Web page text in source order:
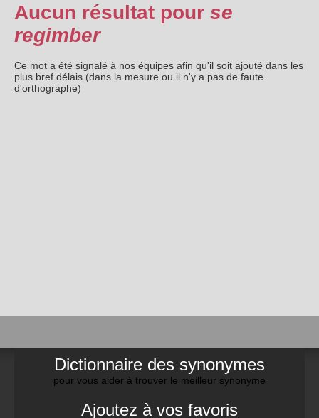
Aucun résultat pour se
regimber
Ce mot a été signalé à nos équipes afin qu'il soit ajouté dans les
plus bref délais (dans la mesure ou il n'y a pas de faute
d'orthographe)
Dictionnaire des synonymes
pour vous aider à trouver le meilleur synonyme
Ajoutez à vos favoris